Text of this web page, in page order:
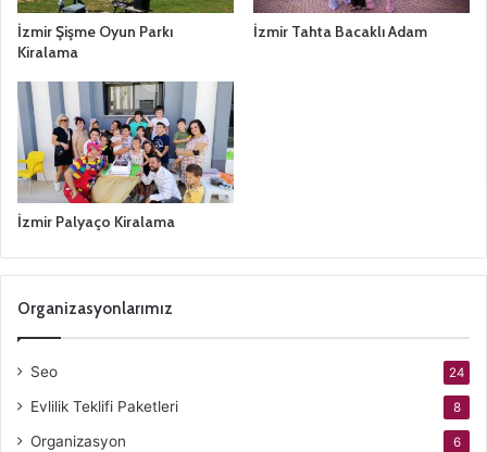
İzmir Şişme Oyun Parkı
Kiralama
İzmir Tahta Bacaklı Adam
İzmir Palyaço Kiralama
Organizasyonlarımız
Seo 24
Evlilik Teklifi Paketleri 8
Organizasyon 6